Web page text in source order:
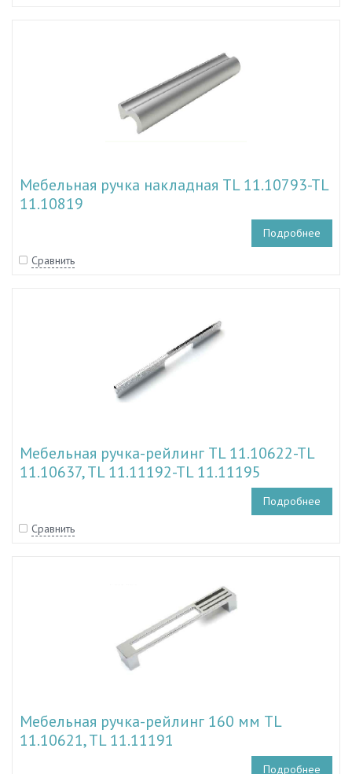
Мебельная ручка накладная TL 11.10793-TL
11.10819
Подробнее
Сравнить
Мебельная ручка-рейлинг TL 11.10622-TL
11.10637, TL 11.11192-TL 11.11195
Подробнее
Сравнить
Мебельная ручка-рейлинг 160 мм TL
11.10621, TL 11.11191
Подробнее